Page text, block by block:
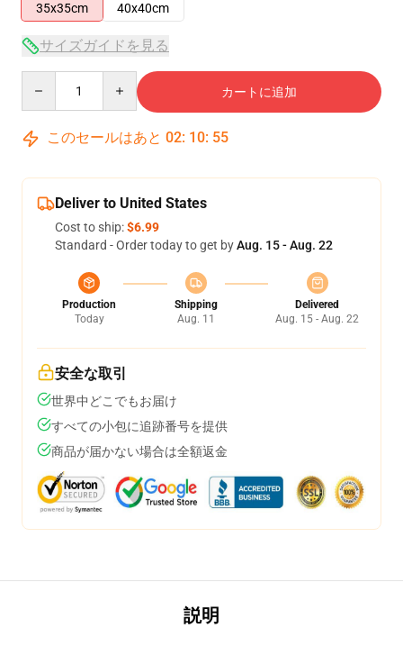
35x35cm
40x40cm
サイズガイドを見る
カートに追加
このセールはあと 02: 10: 54
Deliver to United States
Cost to ship:$6.99
Standard - Order today to get byAug. 15 - Aug. 22
Production
Today
Shipping
Aug. 11
Delivered
Aug. 15 - Aug. 22
安全な取引
世界中どこでもお届け
すべての小包に追跡番号を提供
商品が届かない場合は全額返金
説明